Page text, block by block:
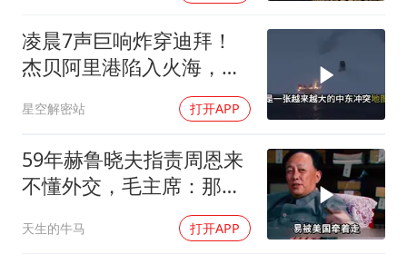
凌晨7声巨响炸穿迪拜！
杰贝阿里港陷入火海，美
军弹药库告急让中东盟友
彻底心寒
星空解密站 打开APP
59年赫鲁晓夫指责周恩来
不懂外交，毛主席：那我
天生的牛马 打开APP